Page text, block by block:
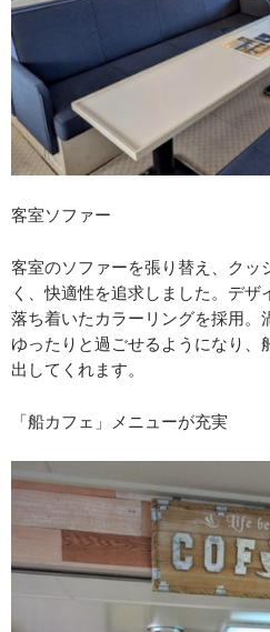
客室ソファー
客室のソファーを張り替え、クッ
く、快適性を追求しました。デ
落ち着いたカラーリングを採用。
ゆったりと過ごせるようになり、
出してくれます。
「船カフェ」メニューが充実